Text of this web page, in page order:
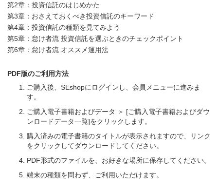
第2章：投資信託のはじめかた
第3章：おさえておくべき投資信託のキーワード
第4章：投資信託の種類を見てみよう
第5章：怠け者流 投資信託を選ぶときのチェックポイント
第6章：怠け者流 オススメ運用法
PDF版のご利用方法
ご購入後、SEshopにログインし、会員メニューに進みま
す。
ご購入電子書籍およびデータ ＞ [ご購入電子書籍およびダウ
ンロードデータ一覧]をクリックします。
購入済みの電子書籍のタイトルが表示されますので、リンク
をクリックしてダウンロードしてください。
PDF形式のファイルを、お好きな場所に保存してください。
端末の種類を問わず、ご利用いただけます。